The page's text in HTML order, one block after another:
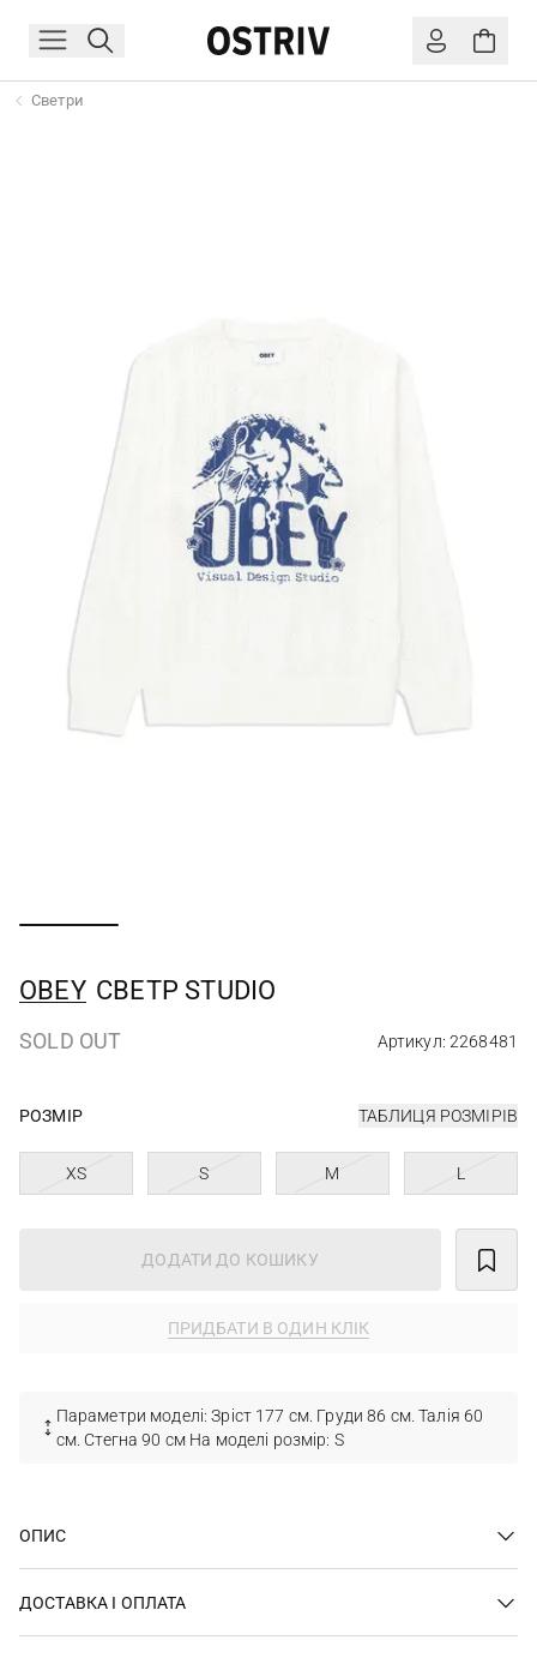
Светри
OBEY CВЕТР STUDIO
SOLD OUT Артикул: 2268481
РОЗМІР ТАБЛИЦЯ РОЗМІРІВ
XS S M L
ДОДАТИ ДО КОШИКУ
ПРИДБАТИ В ОДИН КЛІК
Параметри моделі: Зріст 177 см. Груди 86 см. Талія 60
см. Стегна 90 см На моделі розмір: S
ОПИС
ДОСТАВКА І ОПЛАТА